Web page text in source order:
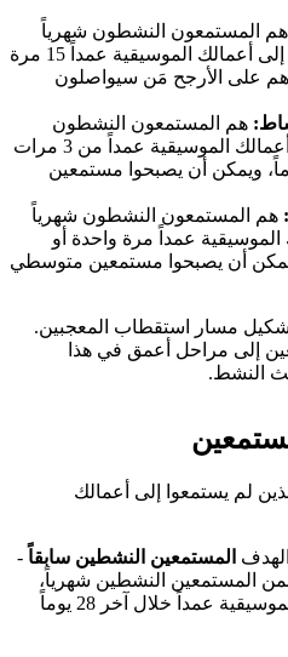
المستمعون النشطون شهرياً
الأكثر إقبالاً على الاستماع إلى أعمالك الموسيقية عمداً 15 مرة
آخر 28 يوماً، وهم على الأرجح مَن سيواصلون
هم المستمعون النشطون
شهرياً الذين استمعوا إلى أعمالك الموسيقية عمداً من 3 مرات
14 مرة في آخر 28 يوماً، ويمكن أن يصبحوا مستمعين
هم المستمعون النشطون شهرياً
الموسيقية عمداً مرة واحدة أو
28 يوماً، ويمكن أن يصبحوا مستمعين متوسطي
مسار استقطاب المعجبين.
إلى مراحل أعمق في هذا
النشط.
لم يستمعوا إلى أعمالك
المستمعين النشطين سابقاً -
المستمعين النشطين شهرياً،
لكنهم لم يستمعوا إلى أعمالك الموسيقية عمداً خلال آخر 28 يوماً